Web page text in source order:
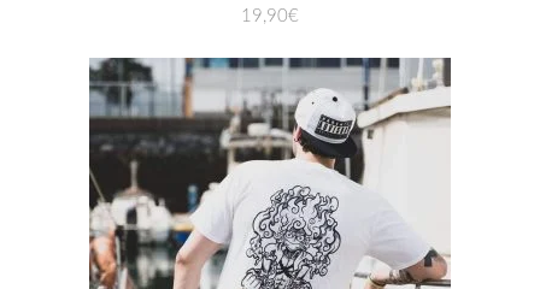
19,90€